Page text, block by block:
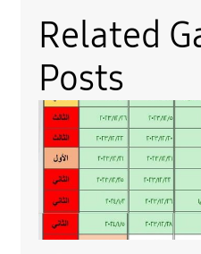
Related
Posts